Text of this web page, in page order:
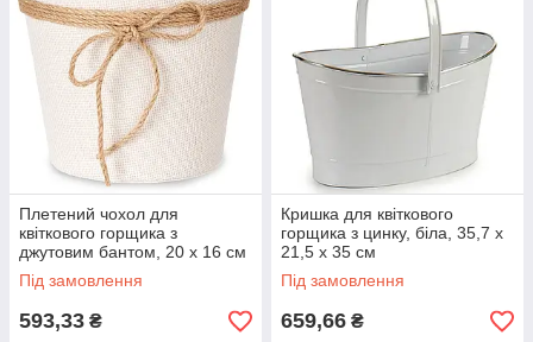
Плетений чохол для
квіткового горщика з
джутовим бантом, 20 x 16 см
- білий
Під замовлення
593,33 ₴
Кришка для квіткового
горщика з цинку, біла, 35,7 x
21,5 x 35 см
Під замовлення
659,66 ₴